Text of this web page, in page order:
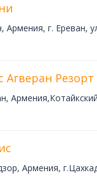
Армения, г. Ереван,
Агверан Резорт
Армения,